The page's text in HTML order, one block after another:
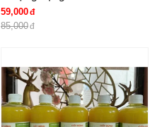
người HP dạ dày
59,000
85,000